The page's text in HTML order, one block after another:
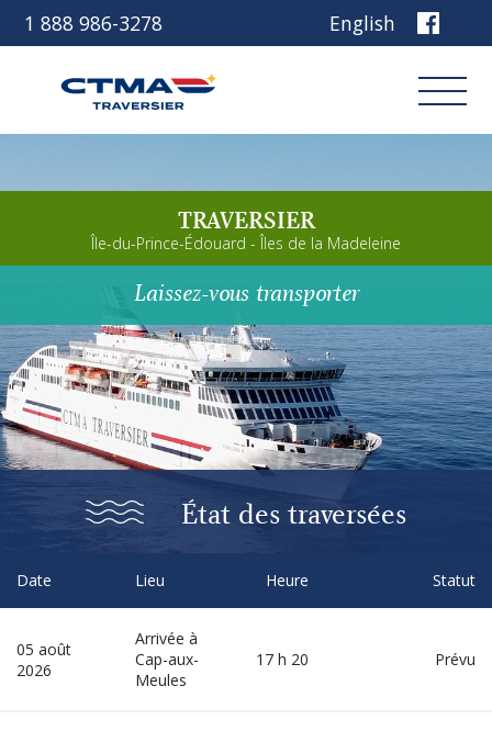
1 888 986-3278 English
À propos
Carrières
Découvrez notre navire
Planifiez votre voyage
Avant de partir
Autres services
Connexion
Réservez
TRAVERSIER
Île-du-Prince-Édouard - Îles de la Madeleine
Laissez-vous transporter
État des traversées
Date Lieu Heure Statut
05 août
2026
Arrivée à
Cap-aux-
Meules
17 h 20 Prévu